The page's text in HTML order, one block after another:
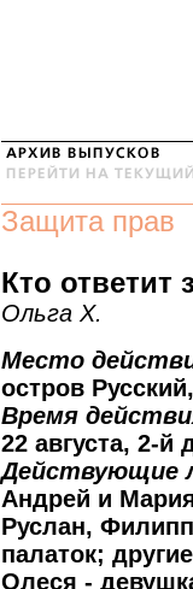
Защита прав
Кто ответит
Ольга Х.
Место
остров
Время
22 августа, 2-й
Действующие
Андрей и
Руслан,
палаток;
Олеся -